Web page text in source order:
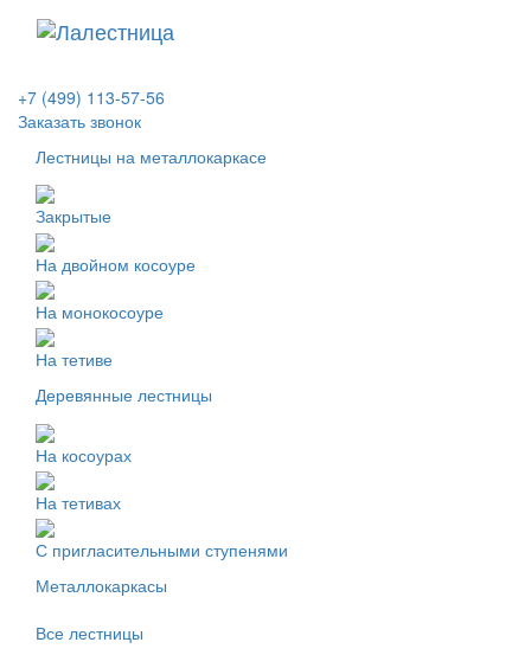
+7 (499) 113-57-56
Заказать звонок
Лестницы на металлокаркасе
Закрытые
На двойном косоуре
На монокосоуре
На тетиве
Деревянные лестницы
На косоурах
На тетивах
С пригласительными ступенями
Металлокаркасы
Все лестницы